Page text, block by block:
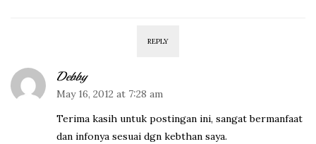
REPLY
Debby
May 16, 2012 at 7:28 am
Terima kasih untuk postingan ini, sangat bermanfaat
dan infonya sesuai dgn kebthan saya.